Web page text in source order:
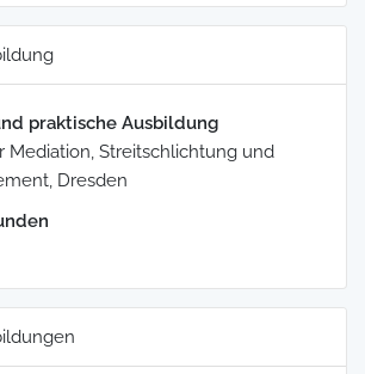
praktische Ausbildung
Mediation, Streitschlichtung und
Dresden